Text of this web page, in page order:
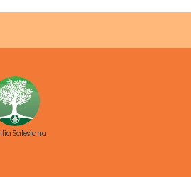
in modo molto
oppure lo sentono
Salesiana